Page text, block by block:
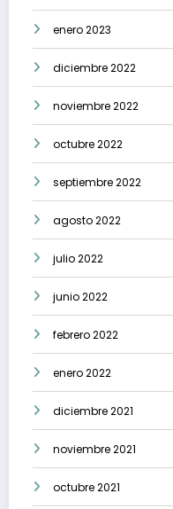
enero 2023
diciembre 2022
noviembre 2022
octubre 2022
septiembre 2022
agosto 2022
julio 2022
junio 2022
febrero 2022
enero 2022
diciembre 2021
noviembre 2021
octubre 2021